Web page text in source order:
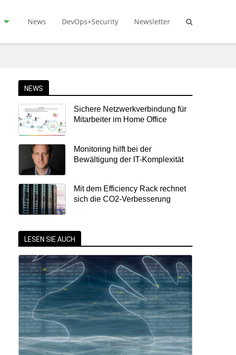
News DevOps+Security Newsletter
NEWS
Sichere Netzwerkverbindung für
Mitarbeiter im Home Office
Monitoring hilft bei der
Bewältigung der IT-Komplexität
Mit dem Efficiency Rack rechnet
sich die CO2-Verbesserung
LESEN SIE AUCH